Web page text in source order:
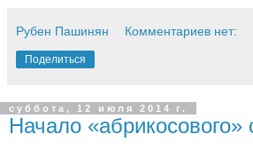
Рубен Пашинян Комментариев нет:
Поделиться
суббота, 12 июля 2014 г.
Начало «абрикосового»